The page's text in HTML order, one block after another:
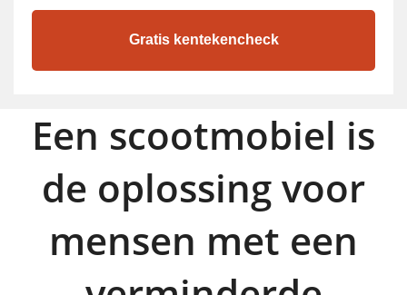
Een scootmobiel is
de oplossing voor
mensen met een